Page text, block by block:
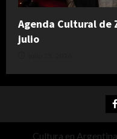
Agenda Cultural de
julio
Cultura en